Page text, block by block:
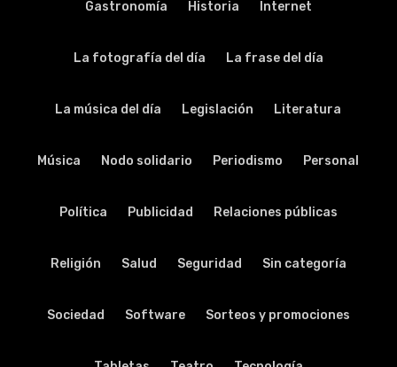
Gastronomía Historia Internet
La fotografía del día La frase del día
La música del día Legislación Literatura
Música Nodo solidario Periodismo Personal
Política Publicidad Relaciones públicas
Religión Salud Seguridad Sin categoría
Sociedad Software Sorteos y promociones